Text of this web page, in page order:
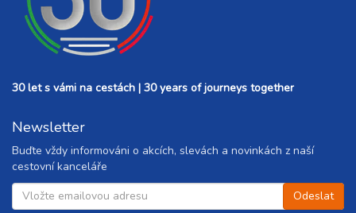
30 let s vámi na cestách | 30 years of journeys together
Newsletter
Buďte vždy informováni o akcích, slevách a novinkách z naší
cestovní kanceláře